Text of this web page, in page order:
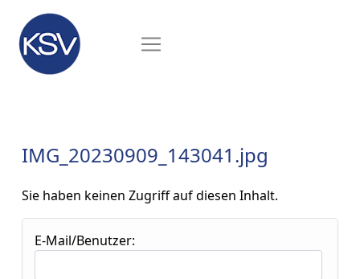
IMG_20230909_143041.jpg
Sie haben keinen Zugriff auf diesen Inhalt.
E-Mail/Benutzer: